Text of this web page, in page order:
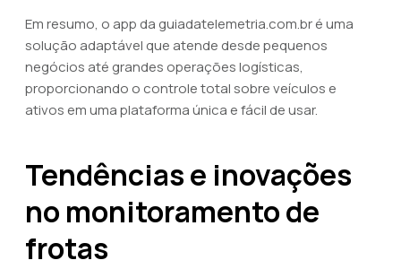
Em resumo, o app da guiadatelemetria.com.br é uma
solução adaptável que atende desde pequenos
negócios até grandes operações logísticas,
proporcionando o controle total sobre veículos e
ativos em uma plataforma única e fácil de usar.
Tendências e inovações
no monitoramento de
frotas